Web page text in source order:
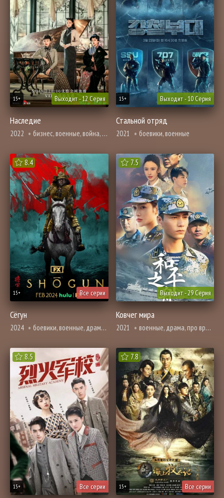
Выходит - 12 Серия
15+
Наследие
2022 бизнес, военные, война, драма, история, смерть
Выходит - 10 Серия
15+
Стальной отряд
2021 боевики, военные
8.4
Все серии
15+
Сёгун
2024 боевики, военные, драма, история, приключения, адаптация новел
7.5
Выходит - 29 Серия
Ковчег мира
2021 военные, драма, про врачей и медицину
8.5
Все серии
15+
7.8
Все серии
15+